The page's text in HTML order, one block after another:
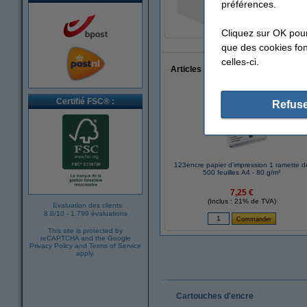
Certifié FSC® :
Evaluation des clients
8.8/10 - 1.799 évaluations
This site is protected by
reCAPTCHA and the Google
Privacy Policy and Terms of Service
apply.
11,95 €
Articles populaires auprès des
123encre papier d'impression 1 ramette
500 feuilles A4 - 80 g/m²
7,25 €
(Inclus : 21% de TVA)
Cartouches d'encre
préférences.
Cliquez sur OK
que des cookies
celles-ci.